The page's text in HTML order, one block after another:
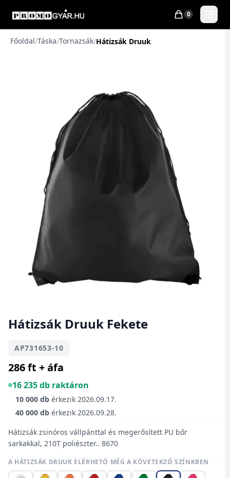
0
Főoldal/Táska/Tornazsák/Hátizsák Druuk
Hátizsák Druuk Fekete
AP731653-10
286 ft + áfa
16 235 db raktáron
10 000 db érkezik 2026.09.17.
40 000 db érkezik 2026.09.28.
Hátizsák zsinóros vállpánttal és megerősített PU bőr
sarkakkal, 210T poliészter.. 8670
A HÁTIZSÁK DRUUK ELÉRHETŐ MÉG A KÖVETEKZŐ SZÍNKBEN